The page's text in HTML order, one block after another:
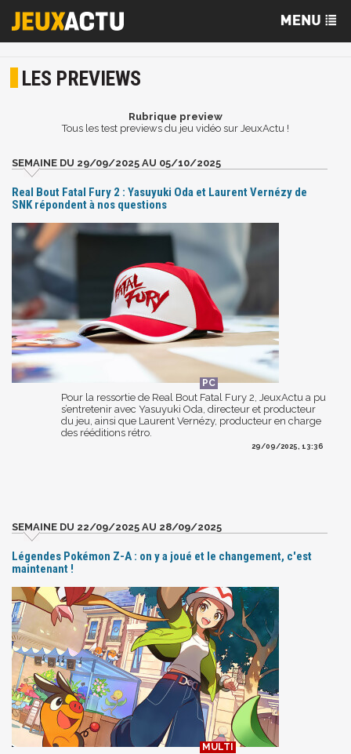
LES PREVIEWS
Rubrique preview
Tous les test previews du jeu vidéo sur JeuxActu !
SEMAINE DU 29/09/2025 AU 05/10/2025
Real Bout Fatal Fury 2 : Yasuyuki Oda et Laurent Vernézy de
SNK répondent à nos questions
Pour la ressortie de Real Bout Fatal Fury 2, JeuxActu a pu
s’entretenir avec Yasuyuki Oda, directeur et producteur
du jeu, ainsi que Laurent Vernézy, producteur en charge
des rééditions rétro.
29/09/2025, 13:36
SEMAINE DU 22/09/2025 AU 28/09/2025
Légendes Pokémon Z-A : on y a joué et le changement, c'est
maintenant !